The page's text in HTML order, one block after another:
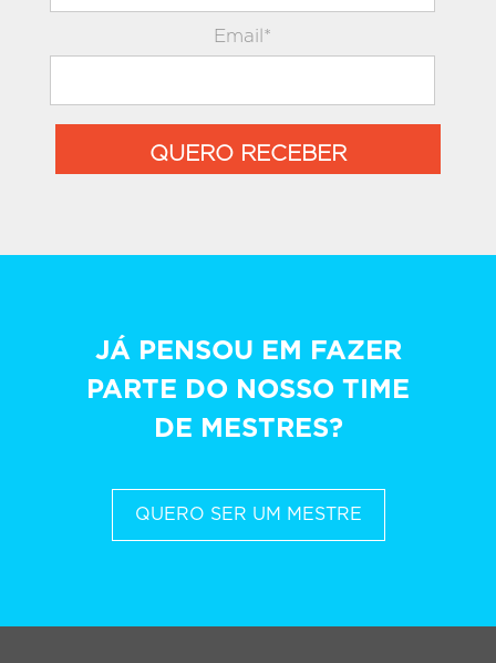
Email*
QUERO RECEBER
JÁ PENSOU EM FAZER
PARTE DO NOSSO TIME
DE MESTRES?
QUERO SER UM MESTRE